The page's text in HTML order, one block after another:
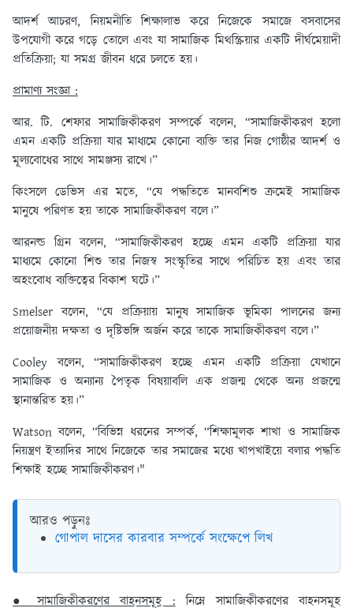
আদর্শ আচরণ, নিয়মনীতি শিক্ষালাভ করে নিজেকে সমাজে বসবাসের
উপযোগী করে গড়ে তোলে এবং যা সামাজিক মিথস্ক্রিয়ার একটি দীর্ঘমেয়াদী
প্রতিক্রিয়া; যা সমগ্র জীবন ধরে চলতে হয়।
প্রামাণ্য সংজ্ঞা :
আর. টি. শেফার সামাজিকীকরণ সম্পর্কে বলেন, “সামাজিকীকরণ হলো
এমন একটি প্রক্রিয়া যার মাধ্যমে কোনো ব্যক্তি তার নিজ গোষ্ঠীর আদর্শ ও
মূল্যবোধের সাথে সামঞ্জস্য রাখে।”
কিংসলে ডেভিস এর মতে, “যে পদ্ধতিতে মানবশিশু ক্রমেই সামাজিক
মানুষে পরিণত হয় তাকে সামাজিকীকরণ বলে।”
আরনল্ড গ্রিন বলেন, “সামাজিকীকরণ হচ্ছে এমন একটি প্রক্রিয়া যার
মাধ্যমে কোনো শিশু তার নিজস্ব সংস্কৃতির সাথে পরিচিত হয় এবং তার
অহংবোধ ব্যক্তিত্বের বিকাশ ঘটে।”
Smelser বলেন, “যে প্রক্রিয়ায় মানুষ সামাজিক ভূমিকা পালনের জন্য
প্রয়োজনীয় দক্ষতা ও দৃষ্টিভঙ্গি অর্জন করে তাকে সামাজিকীকরণ বলে।”
Cooley বলেন, “সামাজিকীকরণ হচ্ছে এমন একটি প্রক্রিয়া যেখানে
সামাজিক ও অন্যান্য পৈতৃক বিষয়াবলি এক প্রজন্ম থেকে অন্য প্রজন্মে
স্থানান্তরিত হয়।”
Watson বলেন, “বিভিন্ন ধরনের সম্পর্ক, “শিক্ষামূলক শাখা ও সামাজিক
নিয়ন্ত্রণ ইত্যাদির সাথে নিজেকে তার সমাজের মধ্যে খাপখাইয়ে বলার পদ্ধতি
শিক্ষাই হচ্ছে সামাজিকীকরণ।"
আরও পড়ুনঃ
গোপাল দাসের কারবার সম্পর্কে সংক্ষেপে লিখ
● সামাজিকীকরণের বাহনসমূহ :নিম্নে সামাজিকীকরণের বাহনসমূহ